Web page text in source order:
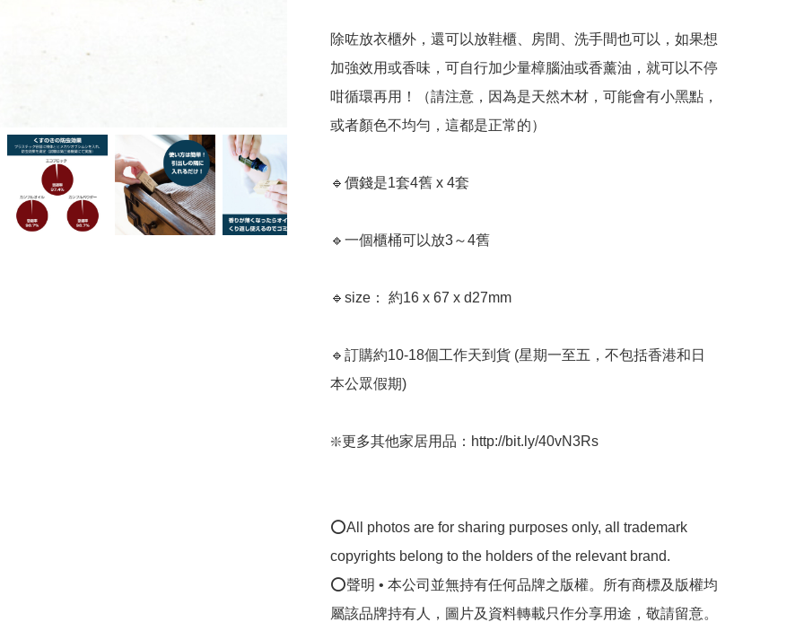
除咗放衣櫃外，還可以放鞋櫃、房間、洗手間也可以，如果想
加強效用或香味，可自行加少量樟腦油或香薰油，就可以不停
咁循環再用！（請注意，因為是天然木材，可能會有小黑點，
或者顏色不均勻，這都是正常的）
🔹價錢是1套4舊 x 4套
🔹一個櫃桶可以放3～4舊
🔹size： 約16 x 67 x d27mm
🔹訂購約10-18個工作天到貨 (星期一至五，不包括香港和日
本公眾假期) ﻿
❇️更多其他家居用品：http://bit.ly/40vN3Rs
⭕All photos are for sharing purposes only, all trademark
copyrights belong to the holders of the relevant brand.
⭕聲明 • 本公司並無持有任何品牌之版權。所有商標及版權均
屬該品牌持有人，圖片及資料轉載只作分享用途，敬請留意。